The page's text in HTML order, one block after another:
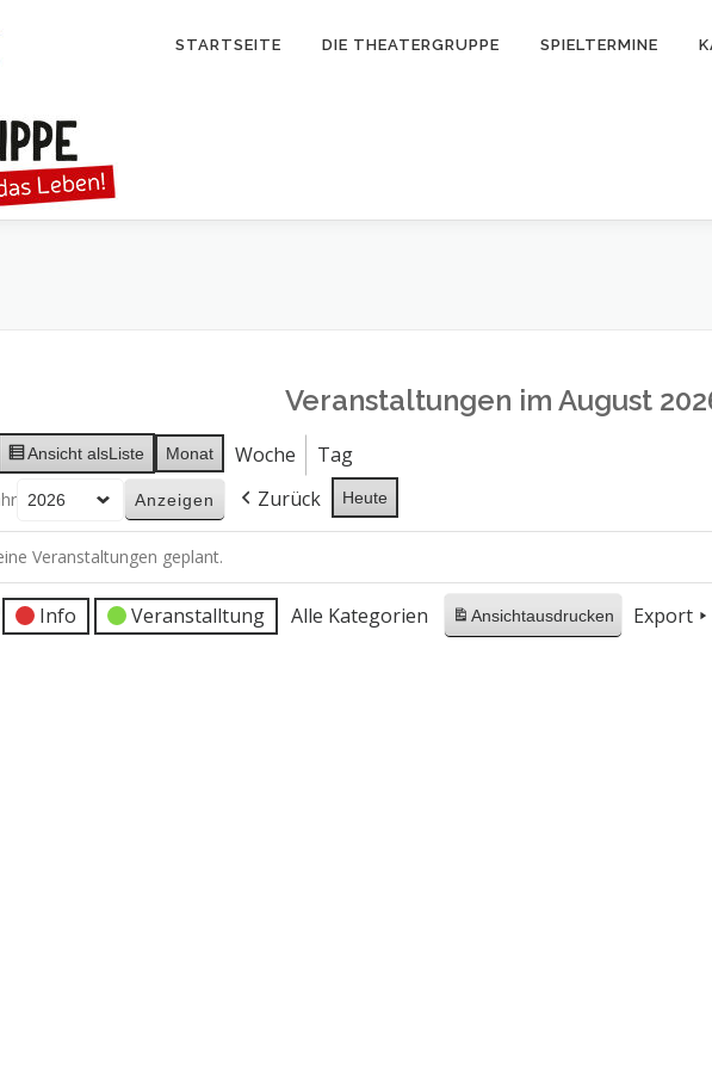
STARTSEITE DIE THEATERGRUPPE SPIELTERMINE
Veranstaltungen im August
Ansicht alsListe Monat Woche Tag
Zurück Heute
Veranstaltungen geplant.
Info Veranstalltung Alle Kategorien Ansichtausdrucken Export